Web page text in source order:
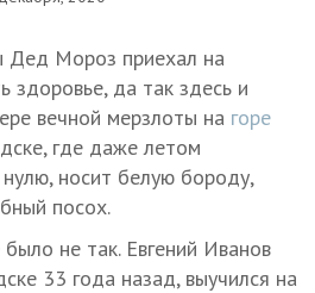
Дед Мороз приехал на
здоровье, да так здесь и
вечной мерзлоты на горе
где даже летом
носит белую бороду,
посох.
не так. Евгений Иванов
33 года назад, выучился на